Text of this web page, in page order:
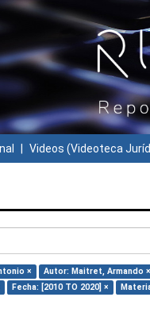
Videos (Videoteca
× Autor: Maitret, Armando ×
Fecha: [2010 TO 2020] ×